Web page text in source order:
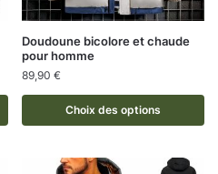
Doudoune bicolore et chaude
pour homme
89,90 €
Choix des options